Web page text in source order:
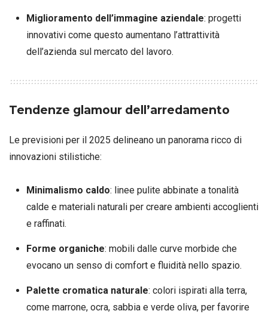
Miglioramento dell’immagine aziendale: progetti
innovativi come questo aumentano l’attrattività
dell’azienda sul mercato del lavoro.
Tendenze glamour dell’arredamento
Le previsioni per il 2025 delineano un panorama ricco di
innovazioni stilistiche:
Minimalismo caldo: linee pulite abbinate a tonalità
calde e materiali naturali per creare ambienti accoglienti
e raffinati.
Forme organiche: mobili dalle curve morbide che
evocano un senso di comfort e fluidità nello spazio.
Palette cromatica naturale: colori ispirati alla terra,
come marrone, ocra, sabbia e verde oliva, per favorire